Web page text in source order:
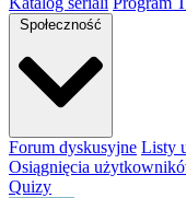
Społeczność
Forum dyskusyjne Listy
Osiągnięcia
Quizy